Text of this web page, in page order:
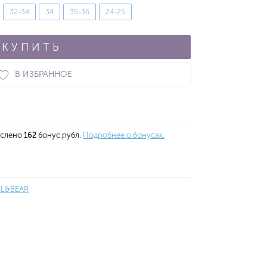
32-34 34 35-36 24-25
КУПИТЬ
В ИЗБРАННОЕ
162 бонус.рубл. Подробнее о бонусах.